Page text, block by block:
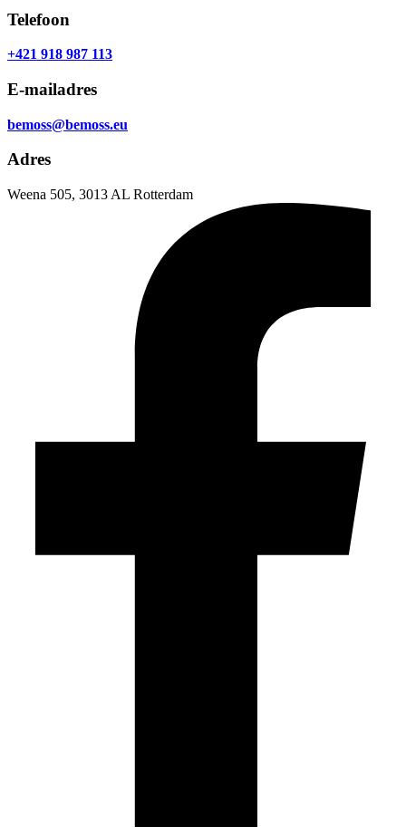
Telefoon
+421 918 987 113
E-mailadres
bemoss@bemoss.eu
Adres
Weena 505, 3013 AL Rotterdam